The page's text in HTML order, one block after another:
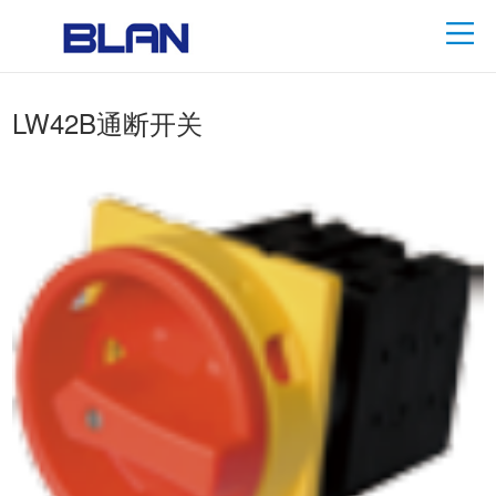
LW42B通断开关